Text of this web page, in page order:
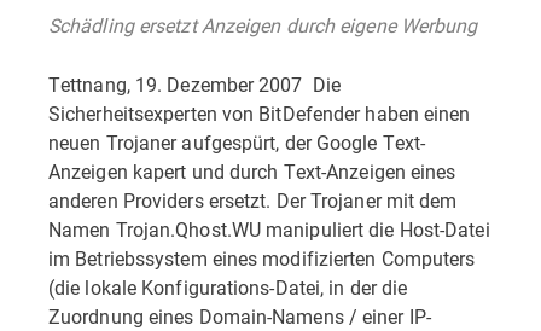
Schädling ersetzt Anzeigen durch eigene Werbung
Tettnang, 19. Dezember 2007  Die
Sicherheitsexperten von BitDefender haben einen
neuen Trojaner aufgespürt, der Google Text-
Anzeigen kapert und durch Text-Anzeigen eines
anderen Providers ersetzt. Der Trojaner mit dem
Namen Trojan.Qhost.WU manipuliert die Host-Datei
im Betriebssystem eines modifizierten Computers
(die lokale Konfigurations-Datei, in der die
Zuordnung eines Domain-Namens / einer IP-